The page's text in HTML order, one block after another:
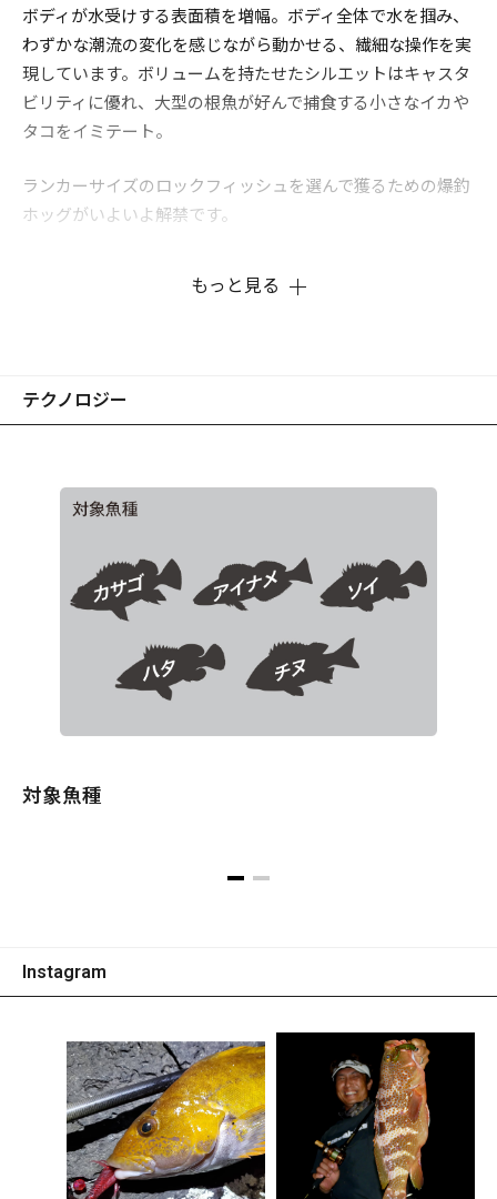
ボディが水受けする表面積を増幅。ボディ全体で水を掴み、
わずかな潮流の変化を感じながら動かせる、繊細な操作を実
現しています。ボリュームを持たせたシルエットはキャスタ
ビリティに優れ、大型の根魚が好んで捕食する小さなイカや
タコをイミテート。
ランカーサイズのロックフィッシュを選んで獲るための爆釣
ホッグがいよいよ解禁です。
もっと見る
テクノロジー
対象魚種
Instagram